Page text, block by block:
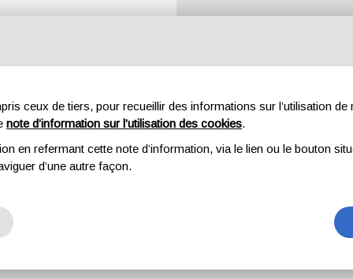
Canapés Fauteuils Canapés-lit Lits
ceux de tiers, pour recueillir des informations sur l’utilisation de
note d’information sur l’utilisation des cookies.
en refermant cette note d’information, via le lien ou le bouton
d’une autre façon.